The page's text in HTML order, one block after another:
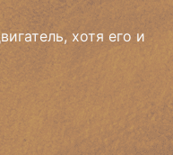
хотя его и